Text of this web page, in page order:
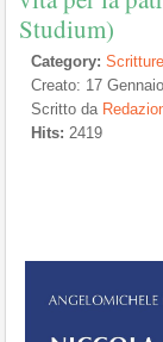
Studium)
Category: Scritture
Creato: 17
Scritto da
Hits: 2419